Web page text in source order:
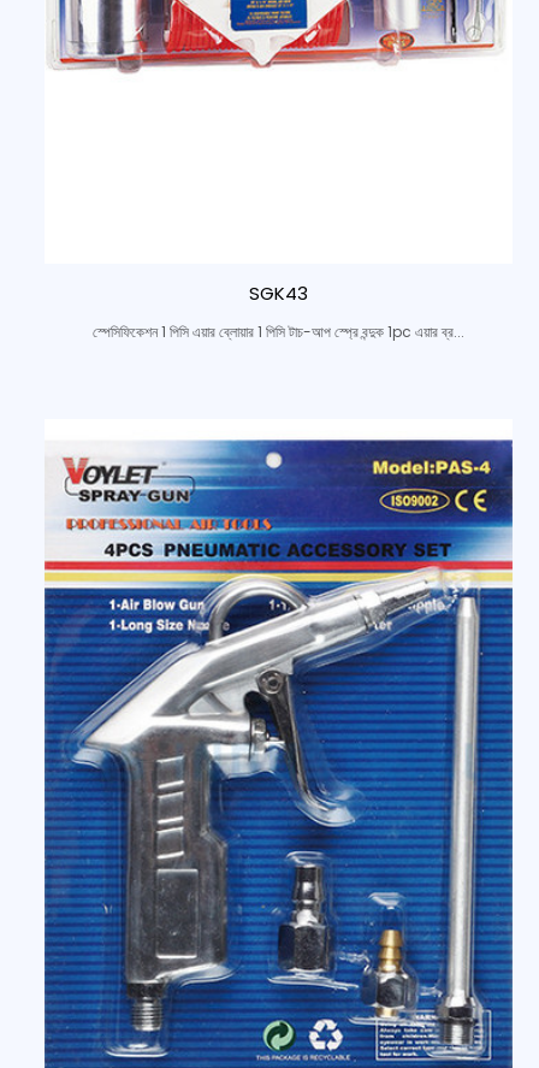
SGK43
স্পেসিফিকেশন 1 পিসি এয়ার ব্লোয়ার 1 পিসি টাচ-আপ স্প্রে বন্দুক 1pc এয়ার ব্র...